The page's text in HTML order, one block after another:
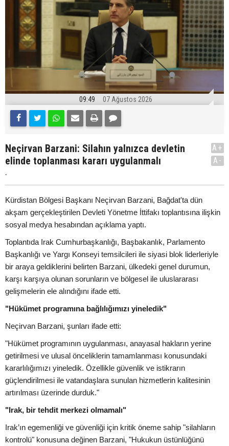
09:49 07 Ağustos 2026
Neçirvan Barzani: Silahın yalnızca devletin
elinde toplanması kararı uygulanmalı
.
A+
A-
Kürdistan Bölgesi Başkanı Neçirvan Barzani, Bağdat'ta dün
akşam gerçekleştirilen Devleti Yönetme İttifakı toplantısına ilişkin
sosyal medya hesabından açıklama yaptı.
Toplantıda Irak Cumhurbaşkanlığı, Başbakanlık, Parlamento
Başkanlığı ve Yargı Konseyi temsilcileri ile siyasi blok liderleriyle
bir araya geldiklerini belirten Barzani, ülkedeki genel durumun,
karşı karşıya olunan sorunların ve bölgesel ile uluslararası
gelişmelerin ele alındığını ifade etti.
"Hükümet programına bağlılığımızı yineledik"
Neçirvan Barzani, şunları ifade etti:
"Hükümet programının uygulanması, anayasal hakların yerine
getirilmesi ve ulusal önceliklerin tamamlanması konusundaki
kararlılığımızı yineledik. Özellikle güvenlik ve istikrarın
güçlendirilmesi ile vatandaşlara sunulan hizmetlerin kalitesinin
artırılması üzerinde durduk."
"Irak, bir tehdit merkezi olmamalı"
Irak’ın egemenliği ve güvenliği için kritik öneme sahip "silahların
kontrolü" konusuna değinen Barzani, "Hukukun üstünlüğünü